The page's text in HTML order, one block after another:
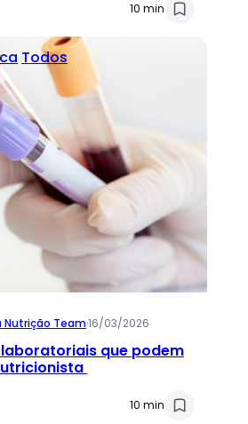
10 min
Todos
Nutrição Team·16/03/2026
que podem
10 min